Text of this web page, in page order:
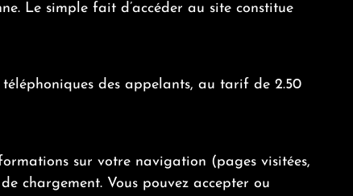
Le simple fait d’accéder au site constitue
des appelants, au tarif de 2.50
sur votre navigation (pages visitées,
chargement. Vous pouvez accepter ou